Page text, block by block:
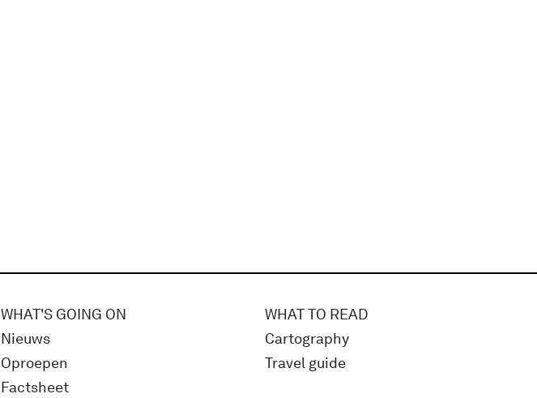
WHAT'S GOING ON
Nieuws
Oproepen
Factsheet
WHAT TO READ
Cartography
Travel guide